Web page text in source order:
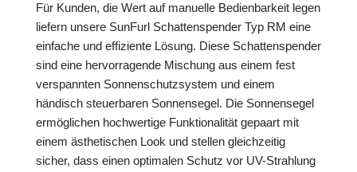
Für Kunden, die Wert auf manuelle Bedienbarkeit legen
liefern unsere SunFurl Schattenspender Typ RM eine
einfache und effiziente Lösung. Diese Schattenspender
sind eine hervorragende Mischung aus einem fest
verspannten Sonnenschutzsystem und einem
händisch steuerbaren Sonnensegel. Die Sonnensegel
ermöglichen hochwertige Funktionalität gepaart mit
einem ästhetischen Look und stellen gleichzeitig
sicher, dass einen optimalen Schutz vor UV-Strahlung